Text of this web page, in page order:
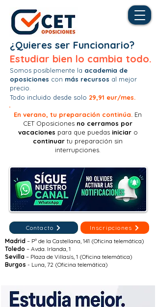
¿Quieres ser Funcionario?
Estudiar bien lo cambia todo.
Somos posiblemente la academia de
oposiciones con más recursos al mejor
precio.
Todo incluido desde solo 29,91 eur/mes.
En verano, tu preparación continúa. En
CET Oposiciones no cerramos por
vacaciones para que puedas iniciar o
continuar tu preparación sin
interrupciones.
Contacto
Inscripciones
Madrid – Pº de la Castellana, 141 (Oficina telemática)
Toledo – Avda. Irlanda, 1
Sevilla – Plaza de Villasís, 1 (Oficina telemática)
Burgos - Luna, 72 (Oficina telemática)